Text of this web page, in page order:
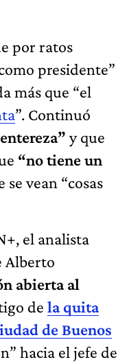
por ratos
presidente”
más que “el
”. Continuó
y que
“no tiene un
se vean “cosas
el analista
Alberto
abierta al
de la quita
de Buenos
hacia el jefe de